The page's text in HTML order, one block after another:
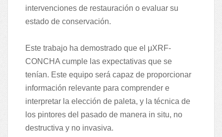
intervenciones de restauración o evaluar su
estado de conservación.
Este trabajo ha demostrado que el μXRF-
CONCHA cumple las expectativas que se
tenían. Este equipo será capaz de proporcionar
información relevante para comprender e
interpretar la elección de paleta, y la técnica de
los pintores del pasado de manera in situ, no
destructiva y no invasiva.